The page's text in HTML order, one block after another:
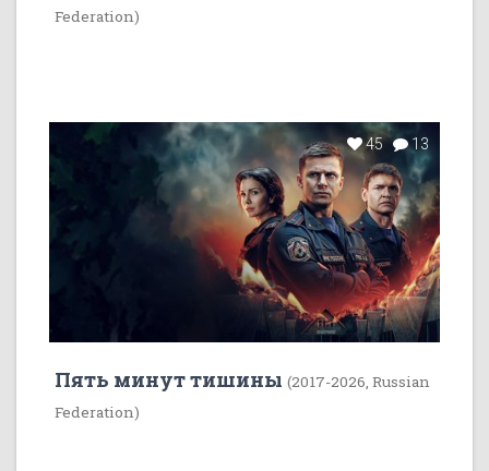
Federation)
45 13
Пять минут тишины (2017-2026, Russian
Federation)